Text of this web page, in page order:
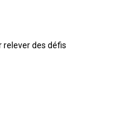
relever des défis